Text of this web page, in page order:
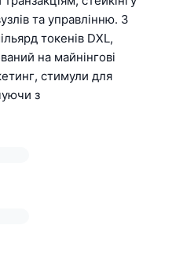
та управлінню. З
токенів DXL,
на майнінгові
стимули для
з